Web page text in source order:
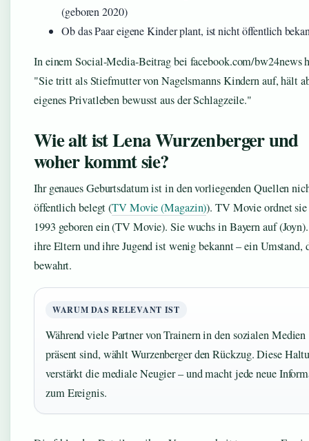
(geboren 2020)
Ob das Paar eigene Kinder plant, ist nicht öffentlich
In einem Social-Media-Beitrag bei facebook.com/bw24news
Sie tritt als Stiefmutter von Nagelsmanns Kindern auf, hält
eigenes Privatleben bewusst aus der Schlagzeile.
Wie alt ist Lena Wurzenberger und
woher kommt sie?
Ihr genaues Geburtsdatum ist in den vorliegenden Quellen
öffentlich belegt (TV Movie (Magazin)). TV Movie ordnet sie
1993 geboren ein (TV Movie). Sie wuchs in Bayern auf
ihre Eltern und ihre Jugend ist wenig bekannt – ein Umstand,
bewahrt.
WARUM DAS RELEVANT IST
Während viele Partner von Trainern in den sozialen Medien
präsent sind, wählt Wurzenberger den Rückzug. Diese
verstärkt die mediale Neugier – und macht jede neue
zum Ereignis.